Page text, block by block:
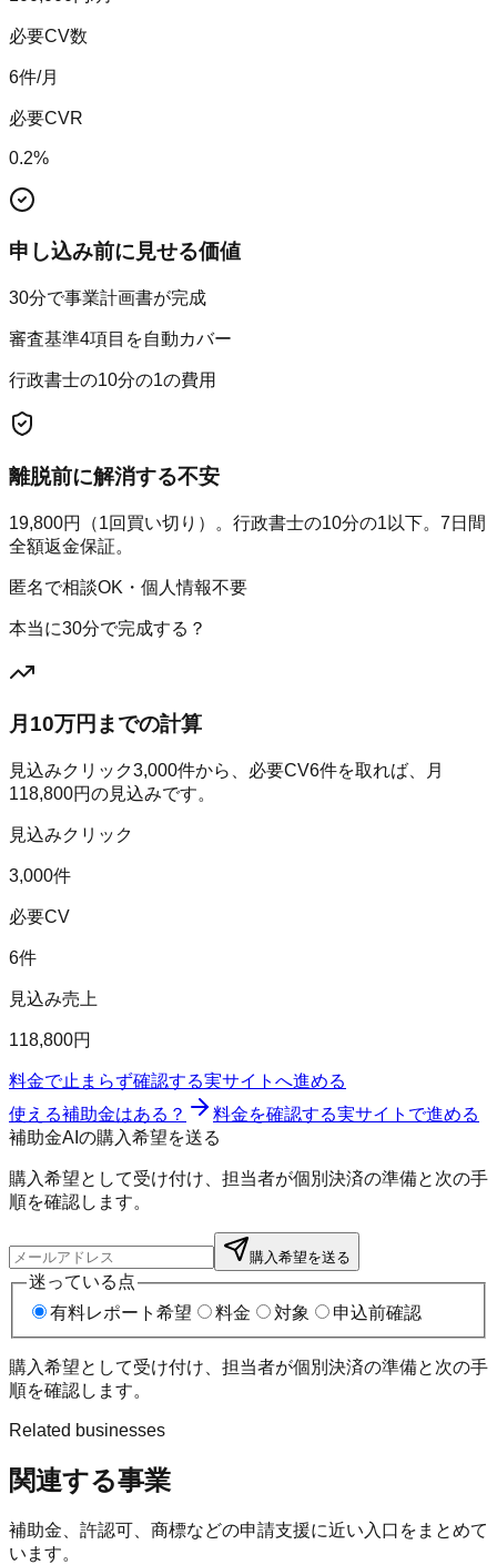
必要CV数
6件/月
必要CVR
0.2%
申し込み前に見せる価値
30分で事業計画書が完成
審査基準4項目を自動カバー
行政書士の10分の1の費用
離脱前に解消する不安
19,800円（1回買い切り）。行政書士の10分の1以下。7日間
全額返金保証。
匿名で相談OK・個人情報不要
本当に30分で完成する？
月10万円までの計算
見込みクリック3,000件から、必要CV6件を取れば、月
118,800円の見込みです。
見込みクリック
3,000件
必要CV
6件
見込み売上
118,800円
料金で止まらず確認する実サイトへ進める
使える補助金はある？
料金を確認する実サイトで進める
補助金AIの購入希望を送る
購入希望として受け付け、担当者が個別決済の準備と次の手
順を確認します。
購入希望を送る
迷っている点
有料レポート希望
料金 対象 申込前確認
購入希望として受け付け、担当者が個別決済の準備と次の手
順を確認します。
Related businesses
関連する事業
補助金、許認可、商標などの申請支援に近い入口をまとめて
います。